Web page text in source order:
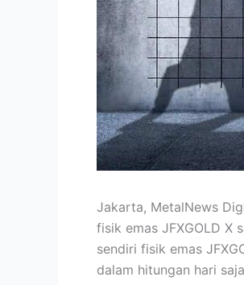
Jakarta, MetalNews
fisik emas JFXGOLD X
sendiri fisik emas
dalam hitungan hari